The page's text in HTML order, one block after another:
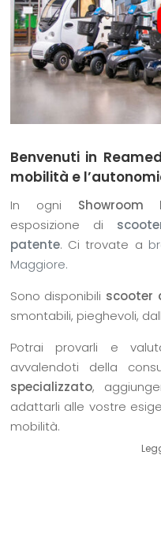
Benvenuti in
mobilità e
In ogni Showroom
esposizione di
patente. Ci trovate a
Maggiore.
Sono disponibili scooter
smontabili, pieghevoli,
Potrai provarli e
avvalendoti della
specializzato,
adattarli alle vostre
mobilità.